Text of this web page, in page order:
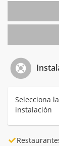
Selecciona la
instalación